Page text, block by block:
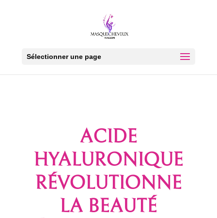
Sélectionner une page
ACIDE
HYALURONIQUE
RÉVOLUTIONNE
LA BEAUTÉ